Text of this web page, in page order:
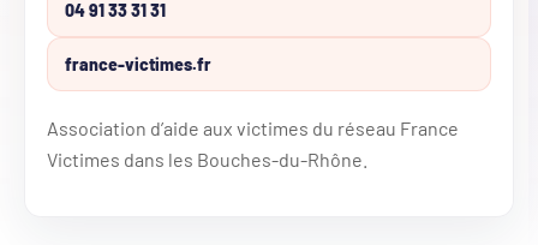
04 91 33 31 31
france-victimes.fr
Association d’aide aux victimes du réseau France
Victimes dans les Bouches-du-Rhône.